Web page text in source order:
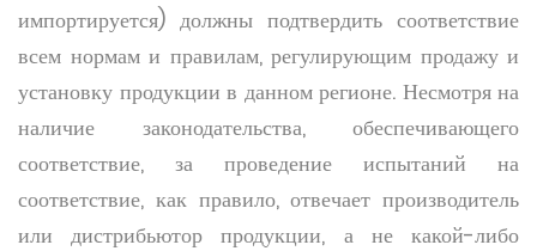
импортируется) должны подтвердить соответствие
всем нормам и правилам, регулирующим продажу и
установку продукции в данном регионе. Несмотря на
наличие законодательства, обеспечивающего
соответствие, за проведение испытаний на
соответствие, как правило, отвечает производитель
или дистрибьютор продукции, а не какой-либо